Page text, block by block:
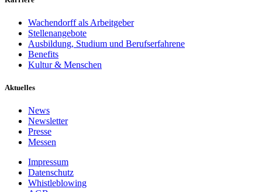
Wachendorff als Arbeitgeber
Stellenangebote
Ausbildung, Studium und Berufserfahrene
Benefits
Kultur & Menschen
Aktuelles
News
Newsletter
Presse
Messen
Impressum
Datenschutz
Whistleblowing